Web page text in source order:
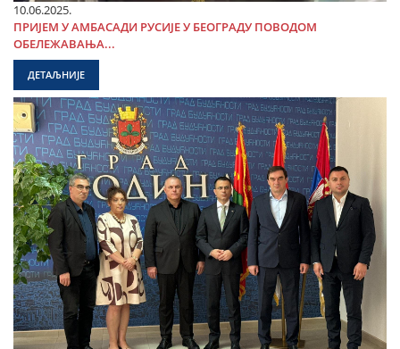
10.06.2025.
ПРИЈЕМ У АМБАСАДИ РУСИЈЕ У БЕОГРАДУ ПОВОДОМ
ОБЕЛЕЖАВАЊА...
ДЕТАЉНИЈЕ